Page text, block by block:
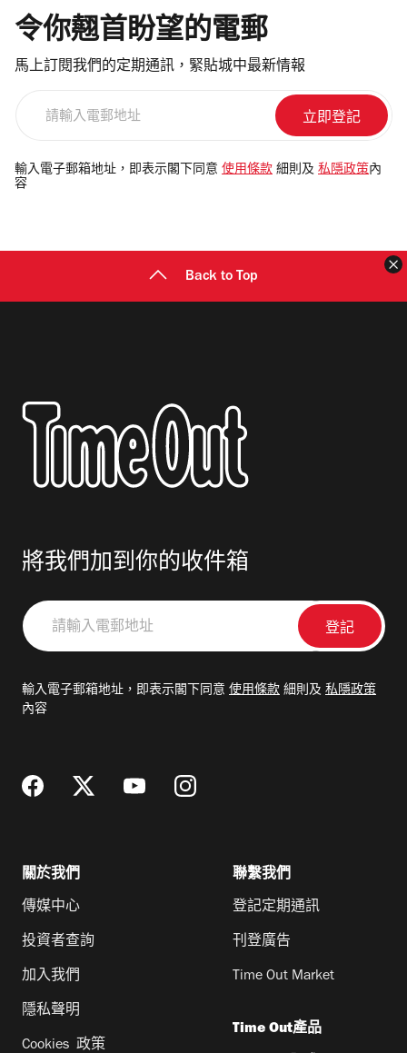
令你翹首盼望的電郵
馬上訂閱我們的定期通訊，緊貼城中最新情報
電
郵
輸入電子郵箱地址，即表示閣下同意 使用條款 細則及 私隱政策 內
容
Back to Top
將我們加到你的收件箱
請
輸
郵
輸入電子郵箱地址，即表示閣下同意 使用條款 細則及 私隱政策
內容
關於我們
傳媒中心
投資者查詢
加入我們
隱私聲明
Cookies 政策
聯繫我們
登記定期通訊
刊登廣告
Time Out Market
Time Out產品